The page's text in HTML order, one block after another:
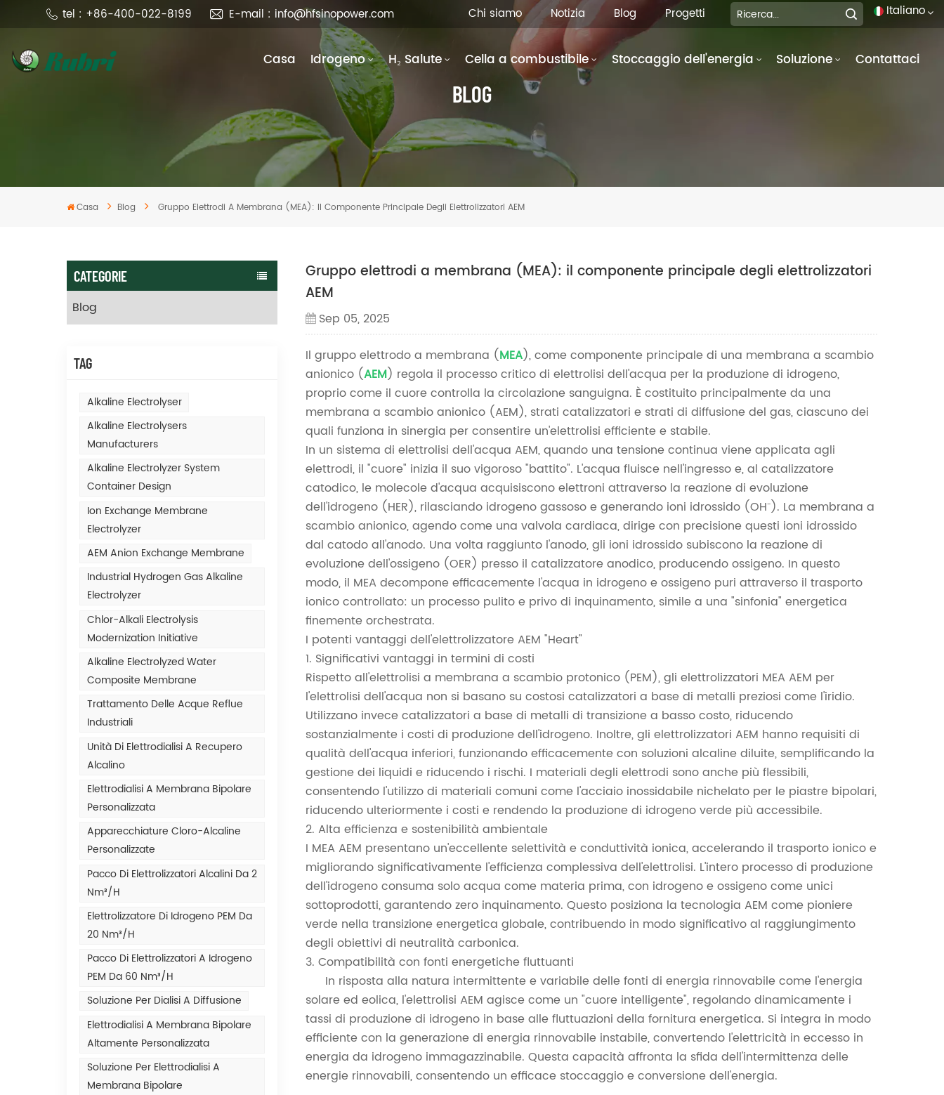
tel : +86-400-022-8199 E-mail : info@hfsinopower.com Italiano
português
한국의
Bulgaria
Chi siamo Notizia Blog Progetti
Casa Idrogeno H₂ Salute Cella a combustibile Stoccaggio dell'energia Soluzione Contattaci
BLOG
Casa Blog Gruppo Elettrodi A Membrana (MEA): Il Componente Principale Degli Elettrolizzatori AEM
CATEGORIE
Blog
TAG
Alkaline Electrolyser
Alkaline Electrolysers
Manufacturers
Alkaline Electrolyzer System
Container Design
Ion Exchange Membrane
Electrolyzer
AEM Anion Exchange Membrane
Industrial Hydrogen Gas Alkaline
Electrolyzer
Chlor-Alkali Electrolysis
Modernization Initiative
Alkaline Electrolyzed Water
Composite Membrane
Trattamento Delle Acque Reflue
Industriali
Unità Di Elettrodialisi A Recupero
Alcalino
Elettrodialisi A Membrana Bipolare
Personalizzata
Apparecchiature Cloro-Alcaline
Personalizzate
Pacco Di Elettrolizzatori Alcalini Da 2
Nm³/h
Elettrolizzatore Di Idrogeno PEM Da
20 Nm³/h
Pacco Di Elettrolizzatori A Idrogeno
PEM Da 60 Nm³/h
Soluzione Per Dialisi A Diffusione
Elettrodialisi A Membrana Bipolare
Altamente Personalizzata
Soluzione Per Elettrodialisi A
Membrana Bipolare
Gruppo elettrodi a membrana (MEA): il componente principale degli elettrolizzatori
AEM
Sep 05, 2025
Il gruppo elettrodo a membrana (MEA), come componente principale di una membrana a scambio
anionico (AEM) regola il processo critico di elettrolisi dell'acqua per la produzione di idrogeno,
proprio come il cuore controlla la circolazione sanguigna. È costituito principalmente da una
membrana a scambio anionico (AEM), strati catalizzatori e strati di diffusione del gas, ciascuno dei
quali funziona in sinergia per consentire un'elettrolisi efficiente e stabile.
In un sistema di elettrolisi dell'acqua AEM, quando una tensione continua viene applicata agli
elettrodi, il "cuore" inizia il suo vigoroso "battito". L'acqua fluisce nell'ingresso e, al catalizzatore
catodico, le molecole d'acqua acquisiscono elettroni attraverso la reazione di evoluzione
dell'idrogeno (HER), rilasciando idrogeno gassoso e generando ioni idrossido (OH⁻). La membrana a
scambio anionico, agendo come una valvola cardiaca, dirige con precisione questi ioni idrossido
dal catodo all'anodo. Una volta raggiunto l'anodo, gli ioni idrossido subiscono la reazione di
evoluzione dell'ossigeno (OER) presso il catalizzatore anodico, producendo ossigeno. In questo
modo, il MEA decompone efficacemente l'acqua in idrogeno e ossigeno puri attraverso il trasporto
ionico controllato: un processo pulito e privo di inquinamento, simile a una "sinfonia" energetica
finemente orchestrata.
I potenti vantaggi dell'elettrolizzatore AEM "Heart"
1. Significativi vantaggi in termini di costi
Rispetto all'elettrolisi a membrana a scambio protonico (PEM), gli elettrolizzatori MEA AEM per
l'elettrolisi dell'acqua non si basano su costosi catalizzatori a base di metalli preziosi come l'iridio.
Utilizzano invece catalizzatori a base di metalli di transizione a basso costo, riducendo
sostanzialmente i costi di produzione dell'idrogeno. Inoltre, gli elettrolizzatori AEM hanno requisiti di
qualità dell'acqua inferiori, funzionando efficacemente con soluzioni alcaline diluite, semplificando la
gestione dei liquidi e riducendo i rischi. I materiali degli elettrodi sono anche più flessibili,
consentendo l'utilizzo di materiali comuni come l'acciaio inossidabile nichelato per le piastre bipolari,
riducendo ulteriormente i costi e rendendo la produzione di idrogeno verde più accessibile.
2. Alta efficienza e sostenibilità ambientale
I MEA AEM presentano un'eccellente selettività e conduttività ionica, accelerando il trasporto ionico e
migliorando significativamente l'efficienza complessiva dell'elettrolisi. L'intero processo di produzione
dell'idrogeno consuma solo acqua come materia prima, con idrogeno e ossigeno come unici
sottoprodotti, garantendo zero inquinamento. Questo posiziona la tecnologia AEM come pioniere
verde nella transizione energetica globale, contribuendo in modo significativo al raggiungimento
degli obiettivi di neutralità carbonica.
3. Compatibilità con fonti energetiche fluttuanti
In risposta alla natura intermittente e variabile delle fonti di energia rinnovabile come l'energia
solare ed eolica, l'elettrolisi AEM agisce come un "cuore intelligente", regolando dinamicamente i
tassi di produzione di idrogeno in base alle fluttuazioni della fornitura energetica. Si integra in modo
efficiente con la generazione di energia rinnovabile instabile, convertendo l'elettricità in eccesso in
energia da idrogeno immagazzinabile. Questa capacità affronta la sfida dell'intermittenza delle
energie rinnovabili, consentendo un efficace stoccaggio e conversione dell'energia.